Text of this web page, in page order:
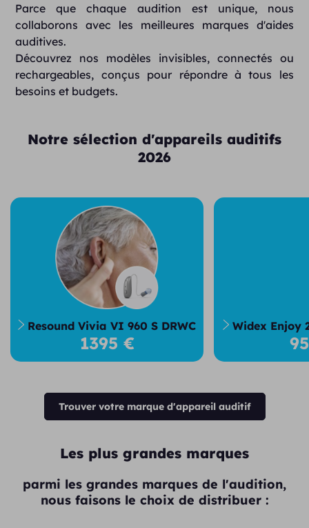
Parce que chaque audition est unique, nous
collaborons avec les meilleures marques d'aides
auditives.
Découvrez nos modèles invisibles, connectés ou
rechargeables, conçus pour répondre à tous les
besoins et budgets.
Notre sélection d'appareils auditifs
2026
Resound Vivia VI 960 S DRWC
1395 €
Widex Enjoy
Trouver votre marque d'appareil auditif
Les plus grandes marques
parmi les grandes marques de l'audition,
nous faisons le choix de distribuer :